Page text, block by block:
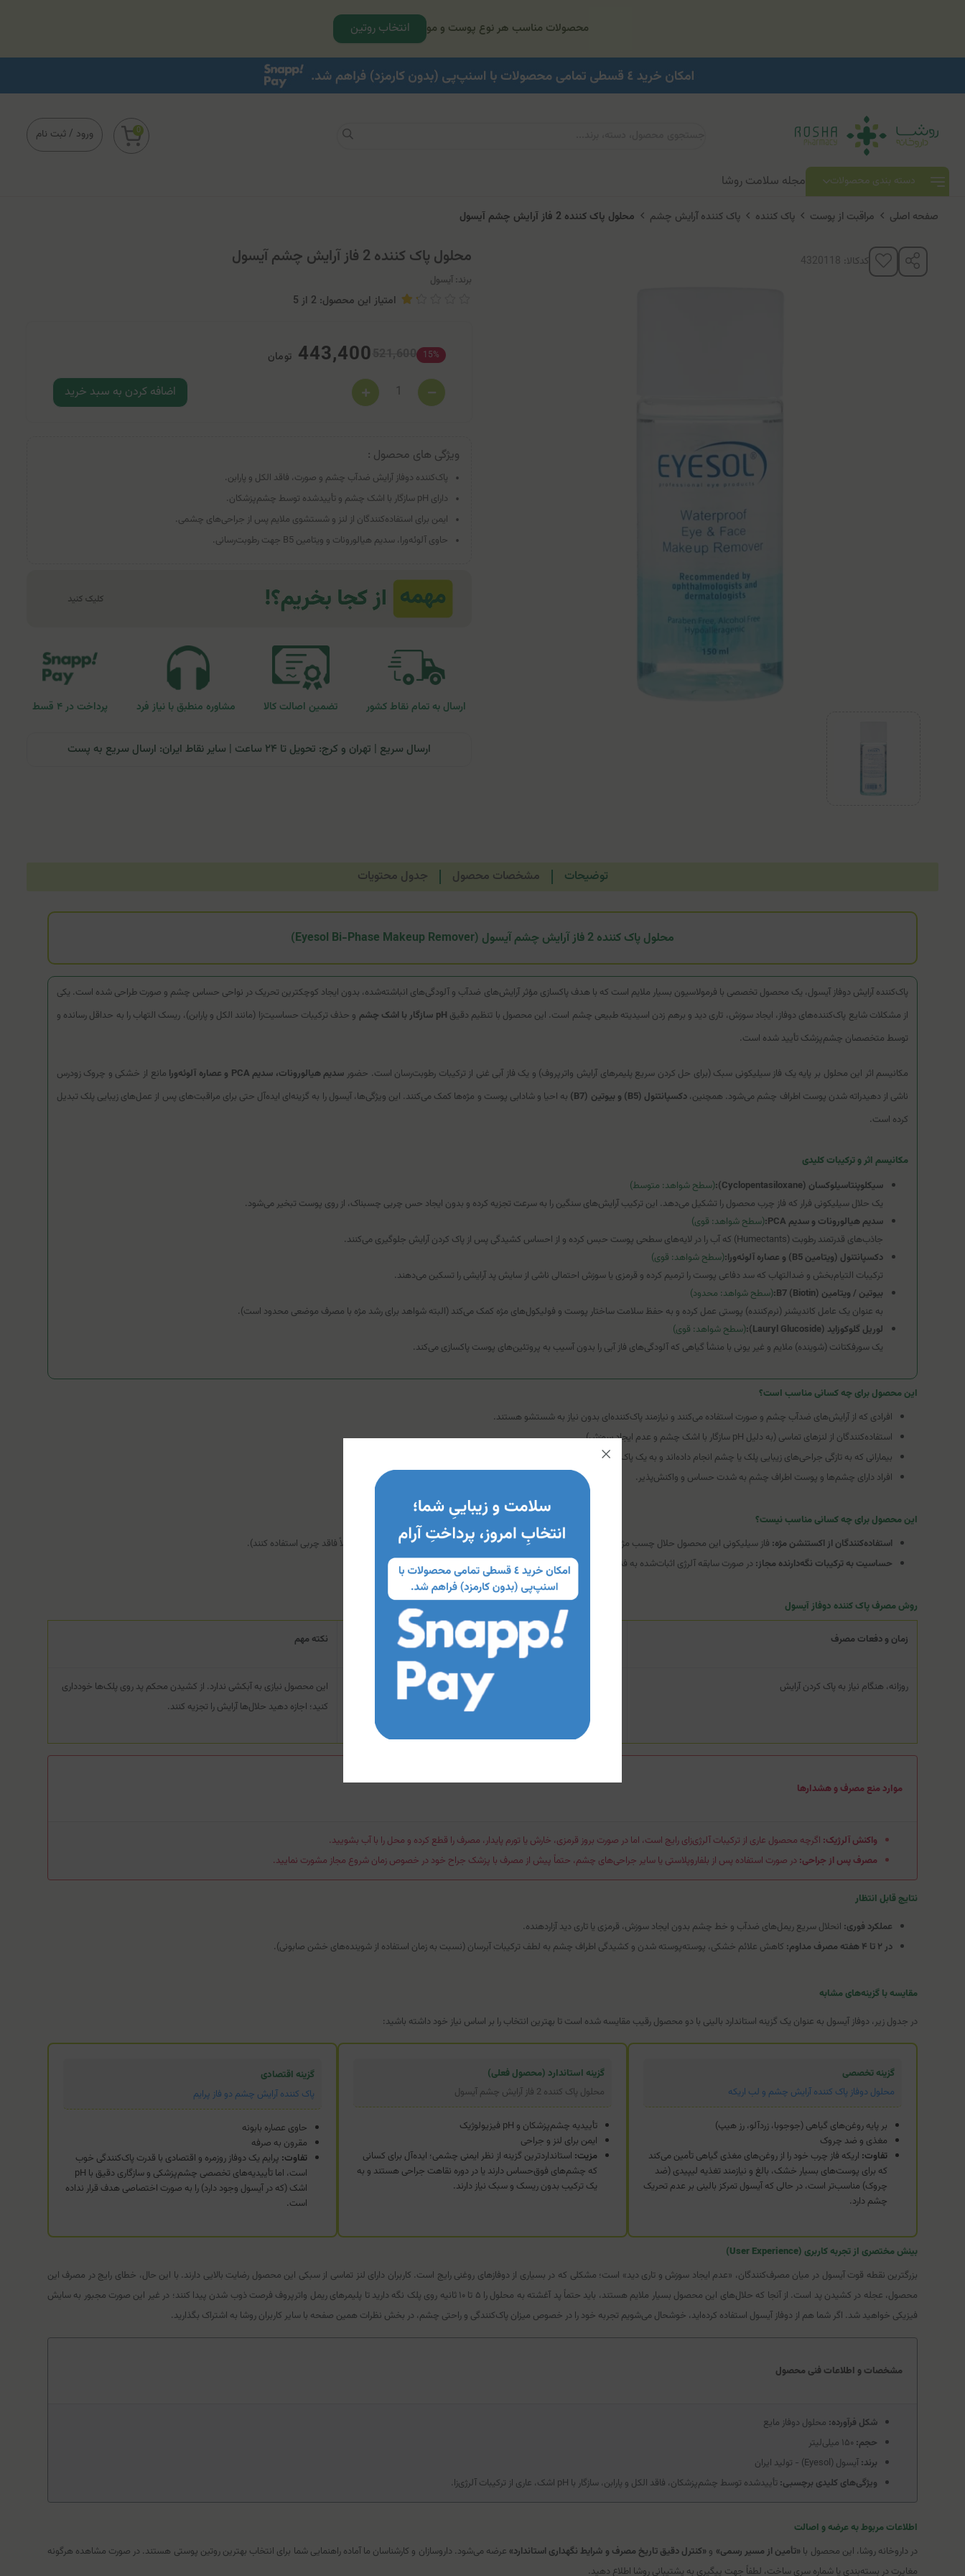
محصولات مناسب هر نوع پوست و مو انتخاب روتین
ورود / ثبت نام 0
دسته بندی محصولات مجله سلامت روشا
صفحه اصلی مراقبت از پوست پاک کننده پاک کننده آرایش چشم محلول پاک کننده 2 فاز آرایش چشم آیسول
کدکالا: محلول پاک کننده 2 فاز آرایش چشم آیسول
برند: آیسول
امتیاز این محصول: 2 از 5
15%
443,400 تومان
اضافه کردن به سبد خرید
ویژگی های محصول :
پاک‌کننده دوفاز آرایش ضدآب چشم و صورت، فاقد الکل و پارابن.
دارای pH سازگار با اشک چشم و تأییدشده توسط چشم‌پزشکان.
ایمن برای استفاده‌کنندگان از لنز و شستشوی ملایم پس از جراحی‌های چشمی.
حاوی آلوئه‌ورا، سدیم هیالورونات و ویتامین B5 جهت رطوبت‌رسانی.
ارسال به تمام نقاط کشور تضمین اصالت کالا مشاوره منطبق با نیاز فرد پرداخت در ۴ قسط
ارسال سریع | تهران و کرج: تحویل تا ۲۴ ساعت | سایر نقاط ایران: ارسال سریع به پست
توضیحات مشخصات محصول جدول محتویات
محلول پاک کننده 2 فاز آرایش چشم آیسول (Eyesol Bi-Phase Makeup Remover)
پاک‌کننده آرایش دوفاز آیسول، یک محصول تخصصی با فرمولاسیون بسیار ملایم است که با هدف پاکسازی مؤثر آرایش‌های ضدآب و آلودگی‌های انباشته‌شده، بدون ایجاد کوچکترین تحریک در نواحی حساس چشم و صورت طراحی شده است. یکی
از مشکلات شایع پاک‌کننده‌های دوفاز، ایجاد سوزش، تاری دید و برهم زدن اسیدیته طبیعی چشم است. این محصول با تنظیم دقیق pH سازگار با اشک چشم
و حذف ترکیبات حساسیت‌زا (مانند الکل و پارابن)، ریسک التهاب را به حداقل رسانده و
توسط متخصصان چشم‌پزشک تأیید شده است.
مکانیسم اثر این محلول بر پایه یک فاز سیلیکونی سبک (برای حل کردن سریع پلیمرهای آرایش واترپروف) و یک فاز آبی غنی از ترکیبات رطوبت‌رسان است. حضورسدیم هیالورونات، سدیم PCA و عصاره آلوئه‌ورا
مانع از خشکی و چروک زودرس
ناشی از دهیدراته شدن پوست اطراف چشم می‌شود. همچنین،دکسپانتنول (B5) و بیوتین (B7)
به احیا و شادابی پوست و مژه‌ها کمک می‌کنند. این ویژگی‌ها، آیسول را به گزینه‌ای ایده‌آل حتی برای مراقبت‌های پس از عمل‌های زیبایی پلک تبدیل
کرده است.
مکانیسم اثر و ترکیبات کلیدی
سیکلوپنتاسیلوکسان (Cyclopentasiloxane):
(سطح شواهد: متوسط)
یک حلال سیلیکونی فرار که فاز چرب محصول را تشکیل می‌دهد. این ترکیب آرایش‌های سنگین را به سرعت تجزیه کرده و بدون ایجاد حس چربی چسبناک، از روی پوست تبخیر می‌شود.
سدیم هیالورونات و سدیم PCA:
(سطح شواهد: قوی)
جاذب‌های قدرتمند رطوبت (Humectants) که آب را در لایه‌های سطحی پوست حبس کرده و از احساس کشیدگی پس از پاک کردن آرایش جلوگیری می‌کنند.
دکسپانتنول (ویتامین B5) و عصاره آلوئه‌ورا:
(سطح شواهد: قوی)
ترکیبات التیام‌بخش و ضدالتهاب که سد دفاعی پوست را ترمیم کرده و قرمزی یا سوزش احتمالی ناشی از سایش پد آرایشی را تسکین می‌دهند.
بیوتین / ویتامین B7 (Biotin):
(سطح شواهد: محدود)
به عنوان یک عامل کاندیشنر (نرم‌کننده) پوستی عمل کرده و به حفظ سلامت ساختار پوست و فولیکول‌های مژه کمک می‌کند (البته شواهد برای رشد مژه با مصرف موضعی محدود است).
لوریل گلوکوزاید (Lauryl Glucoside):
(سطح شواهد: قوی)
یک سورفکتانت (شوینده) ملایم و غیر یونی با منشأ گیاهی که آلودگی‌های فاز آبی را بدون آسیب به پروتئین‌های پوست پاکسازی می‌کند.
این محصول برای چه کسانی مناسب است؟
افرادی که از آرایش‌های ضدآب چشم و صورت استفاده می‌کنند و نیازمند پاک‌کننده‌ای بدون نیاز به شستشو هستند.
استفاده‌کنندگان از لنزهای تماسی (به دلیل pH سازگار با اشک چشم و عدم ایجاد سوزش).
بیمارانی که به تازگی جراحی‌های زیبایی پلک یا چشم انجام داده‌اند و به یک پاک‌کننده مورد تأیید چشم‌پزشک نیاز دارند.
افراد دارای چشم‌ها و پوست اطراف چشمِ به شدت حساس و واکنش‌پذیر.
این محصول برای چه کسانی مناسب نیست؟
استفاده‌کنندگان از اکستنشن مژه: فاز سیلیکونی این محصول حلال چسب مژه است و باعث ریزش اکستنشن‌ها می‌شود (این افراد باید از میسلار واترهای کاملاً فاقد چربی استفاده کنند).
حساسیت به ترکیبات نگه‌دارنده مجاز: در صورت سابقه آلرژی اثبات‌شده به فنوکسی اتانول یا عصاره آلوئه‌ورا (بسیار نادر)، با احتیاط مصرف شود.
روش مصرف پاک کننده دوفاز آیسول
زمان و دفعات مصرف نکته مهم
روزانه، هنگام نیاز به پاک کردن آرایش
ابتدا بطری را به خوبی تکان دهید تا دو فاز یکدست شوند. پد پنبه‌ای را آغشته
کرده، چند ثانیه روی چشم بسته نگه دارید و سپس به ملایمت پاک کنید.
این محصول نیازی به آبکشی ندارد. از کشیدن محکم پد روی پلک‌ها خودداری
کنید؛ اجازه دهید حلال‌ها آرایش را تجزیه کنند.
موارد منع مصرف و هشدارها
واکنش آلرژیک: اگرچه محصول عاری از ترکیبات آلرژی‌زای رایج است، اما در صورت بروز قرمزی، خارش یا تورم پایدار، مصرف را قطع کرده و محل را با آب بشویید.
مصرف پس از جراحی:در صورت استفاده پس از بلفاروپلاستی یا سایر جراحی‌های چشم، حتماً پیش از مصرف با پزشک جراح خود در خصوص زمان شروع مجاز مشورت نمایید.
نتایج قابل انتظار
عملکرد فوری: انحلال سریع ریمل‌های ضدآب و خط چشم بدون ایجاد سوزش، قرمزی یا تاری دید آزاردهنده.
در ۲ تا ۴ هفته مصرف مداوم:
کاهش علائم خشکی، پوسته‌پوسته شدن و کشیدگی اطراف چشم به لطف ترکیبات آبرسان (نسبت به زمان استفاده از شوینده‌های خشن صابونی).
مقایسه با گزینه‌های مشابه
در جدول زیر، دوفاز آیسول به عنوان یک گزینه استاندارد بالینی با دو محصول رقیب مقایسه شده است تا بهترین انتخاب را بر اساس نیاز خود داشته باشید:
گزینه تخصصی
محلول دوفاز پاک کننده آرایش چشم و لب اریکه
بر پایه روغن‌های گیاهی (جوجوبا، زردآلو، رز هیپ)
مغذی و ضد چروک
تفاوت: اریکه فاز چرب خود را از روغن‌های مغذی گیاهی تأمین می‌کند
که برای پوست‌های بسیار خشک، بالغ و نیازمند تغذیه لیپیدی (ضد
چروک) مناسب‌تر است، در حالی که آیسول تمرکز بالینی بر عدم تحریک
چشم دارد.
گزینه استاندارد (محصول فعلی)
محلول پاک کننده 2 فاز آرایش چشم آیسول
تأییدیه چشم‌پزشکان و pH فیزیولوژیک
ایمن برای لنز و جراحی
مزیت: استانداردترین گزینه از نظر ایمنی چشمی؛ ایده‌آل برای کسانی
که چشم‌های فوق‌حساس دارند یا در دوره نقاهت جراحی هستند و به
یک ترکیب بدون ریسک و سبک نیاز دارند.
گزینه اقتصادی
پاک کننده آرایش چشم دو فاز پرایم
حاوی عصاره بابونه
مقرون به صرفه
تفاوت: پرایم یک دوفاز روزمره و اقتصادی با قدرت پاک‌کنندگی خوب
است، اما تأییدیه‌های تخصصی چشم‌پزشکی و سازگاری دقیق با pH
اشک (که در آیسول وجود دارد) را به صورت اختصاصی هدف قرار نداده
است.
بینش مختصری از تجربه کاربری (User Experience)
بزرگترین نقطه قوت آیسول در میان مصرف‌کنندگان، «عدم ایجاد سوزش و تاری دید» است؛ مشکلی که در بسیاری از دوفازهای روغنی رایج است. کاربران دارای لنز تماسی از سبکی این محصول رضایت بالایی دارند. با این حال، خطای رایج در مصرف این
محصول، عجله در کشیدن پد است. از آنجا که حلال‌های این محصول بسیار ملایم هستند، باید حتماً پد آغشته به محلول را ۵ تا ۱۰ ثانیه روی پلک نگه دارید تا پلیمرهای ریمل واترپروف فرصت ذوب شدن پیدا کنند؛ در غیر این صورت مجبور به سایش
فیزیکی خواهید شد. اگر شما هم از دوفاز آیسول استفاده کرده‌اید، خوشحال می‌شویم تجربه خود را در خصوص میزان پاک‌کنندگی و راحتی چشم، در بخش نظرات همین صفحه با سایر کاربران روشا به اشتراک بگذارید.
مشخصات و اطلاعات فنی محصول
شکل فرآورده: محلول دوفاز مایع
حجم:
برند:آیسول (Eyesol) - تولید ایران
ویژگی‌های کلیدی برچسبی:تأییدشده توسط چشم‌پزشکان، فاقد الکل و پارابن، سازگار با pH اشک، عاری از ترکیبات آلرژی‌زا.
اطلاعات مربوط به عرضه و اصالت
در داروخانه روشا، این محصول با «تأمین از مسیر رسمی» و «کنترل دقیق تاریخ مصرف و شرایط نگهداری استاندارد» عرضه می‌شود. داروسازان و کارشناسان ما آماده راهنمایی شما برای انتخاب بهترین روتین پوستی هستند. در صورت مشاهده هرگونه
مغایرت در بسته‌بندی یا شماره سری ساخت، لطفاً جهت پیگیری به پشتیبانی روشا اطلاع دهید.